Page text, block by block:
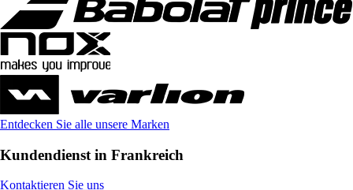
Entdecken Sie alle unsere Marken
Kundendienst in Frankreich
Kontaktieren Sie uns